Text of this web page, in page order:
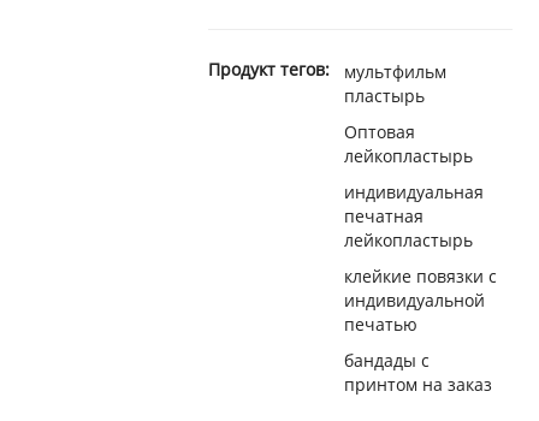
Продукт тегов:
мультфильм
пластырь
Оптовая
лейкопластырь
индивидуальная
печатная
лейкопластырь
клейкие повязки с
индивидуальной
печатью
бандады с
принтом на заказ